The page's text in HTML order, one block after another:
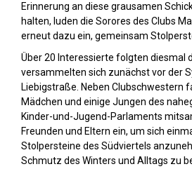
Erinnerung an diese grausamen
halten, luden die Sorores des Clubs
erneut dazu ein, gemeinsam
Über 20 Interessierte folgten diesmal
versammelten sich zunächst vor der
Liebigstraße. Neben Clubschwestern
Mädchen und einige Jungen des
Kinder-und-Jugend-Parlaments
Freunden und Eltern ein, um sich
Stolpersteine des Südviertels
Schmutz des Winters und Alltags zu